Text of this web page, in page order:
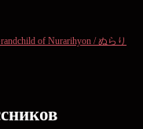
of Nurarihyon / ぬらり